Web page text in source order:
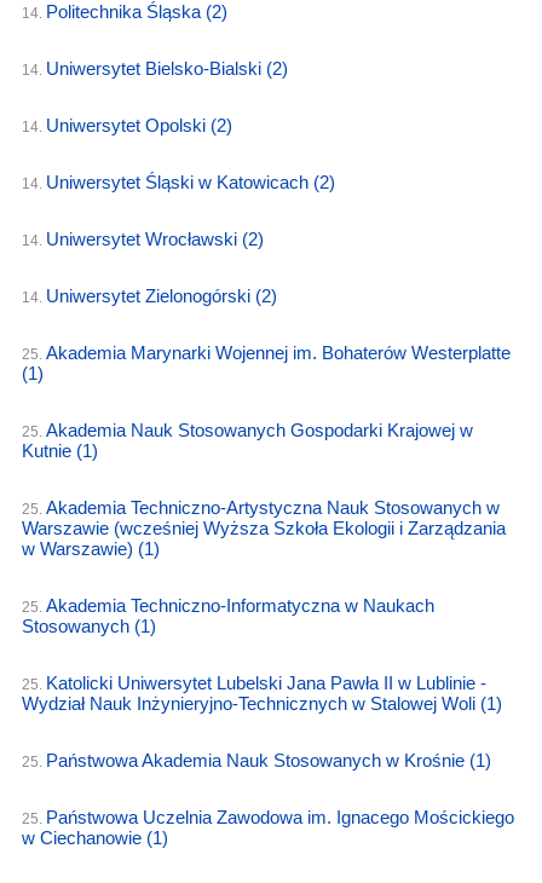
14. Politechnika Śląska (2)
14. Uniwersytet Bielsko-Bialski (2)
14. Uniwersytet Opolski (2)
14. Uniwersytet Śląski w Katowicach (2)
14. Uniwersytet Wrocławski (2)
14. Uniwersytet Zielonogórski (2)
25. Akademia Marynarki Wojennej im. Bohaterów Westerplatte
(1)
25. Akademia Nauk Stosowanych Gospodarki Krajowej w
Kutnie (1)
25. Akademia Techniczno-Artystyczna Nauk Stosowanych w
Warszawie (wcześniej Wyższa Szkoła Ekologii i Zarządzania
w Warszawie) (1)
25. Akademia Techniczno-Informatyczna w Naukach
Stosowanych (1)
25. Katolicki Uniwersytet Lubelski Jana Pawła II w Lublinie -
Wydział Nauk Inżynieryjno-Technicznych w Stalowej Woli (1)
25. Państwowa Akademia Nauk Stosowanych w Krośnie (1)
25. Państwowa Uczelnia Zawodowa im. Ignacego Mościckiego
w Ciechanowie (1)